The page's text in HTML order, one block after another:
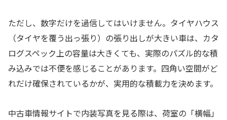
ただし、数字だけを過信してはいけません。タイヤハウス
（タイヤを覆う出っ張り）の張り出しが大きい車は、カタ
ログスペック上の容量は大きくても、実際のパズル的な積
み込みでは不便を感じることがあります。四角い空間がど
れだけ確保されているかが、実用的な積載力を決めます。
中古車情報サイトで内装写真を見る際は、荷室の「横幅」